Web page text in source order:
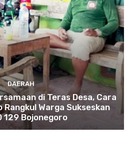
DAERAH
di Teras Desa, Cara
Rangkul Warga Sukseskan
129 Bojonegoro